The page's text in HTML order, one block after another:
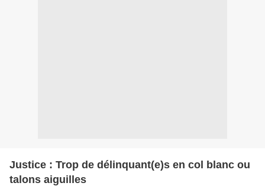
Justice : Trop de délinquant(e)s en col blanc ou
talons aiguilles